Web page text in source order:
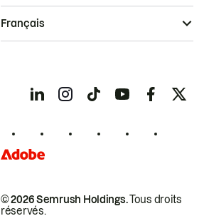
© 2026 Semrush Holdings.Tous droits
réservés.
Français